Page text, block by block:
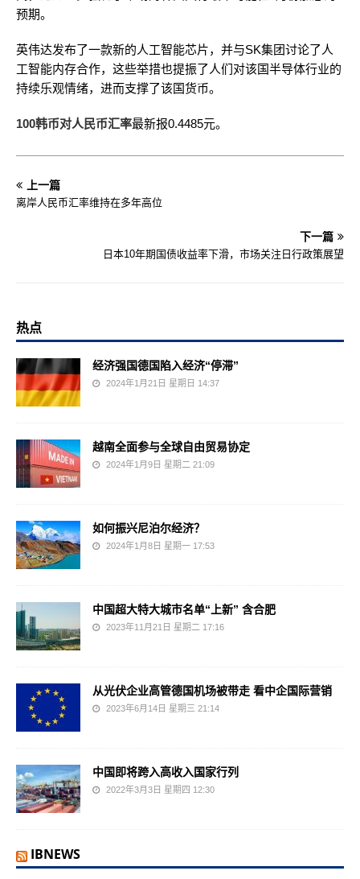
预期。
英伟达发布了一款新的人工智能芯片，并与SK集团讨论了人
工智能内存合作，这些举措也提振了人们对该国半导体行业的
持续乐观情绪，进而支撑了该国货币。
100韩币对人民币汇率最新报0.4485元。
上一篇
离岸人民币汇率维持在多年高位
下一篇
日本10年期国债收益率下滑，市场关注日行政策展望
热点
经济强国德国陷入经济“停滞”
2024年1月21日 星期日 14:37
越南全面参与全球自由贸易协定
2024年1月9日 星期二 21:09
如何振兴尼泊尔经济？
2024年1月8日 星期一 17:53
中国超大特大城市名单“上新” 含合肥
2023年11月21日 星期二 17:16
从光伏企业高管德国机场被带走 看中企国际营销
2023年6月14日 星期三 21:14
中国即将跨入高收入国家行列
2022年3月3日 星期四 12:30
IBNEWS